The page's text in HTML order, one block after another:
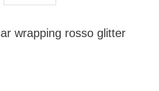
wrapping rosso glitter